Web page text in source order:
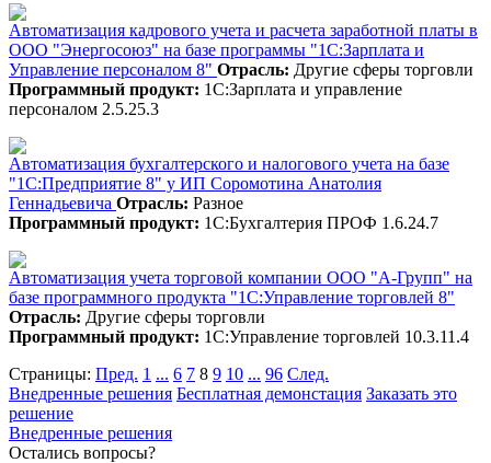
Автоматизация кадрового учета и расчета заработной платы в
ООО "Энергосоюз" на базе программы "1С:Зарплата и
Управление персоналом 8" Отрасль: Другие сферы торговли
Программный продукт: 1С:Зарплата и управление
персоналом 2.5.25.3
Автоматизация бухгалтерского и налогового учета на базе
"1С:Предприятие 8" у ИП Соромотина Анатолия
Геннадьевича Отрасль: Разное
Программный продукт: 1С:Бухгалтерия ПРОФ 1.6.24.7
Автоматизация учета торговой компании ООО "А-Групп" на
базе программного продукта "1С:Управление торговлей 8"
Отрасль: Другие сферы торговли
Программный продукт: 1С:Управление торговлей 10.3.11.4
Страницы: Пред. 1 ... 6 7 8 9 10 ... 96 След.
Внедренные решения Бесплатная демонстация Заказать это
решение
Внедренные решения
Остались вопросы?